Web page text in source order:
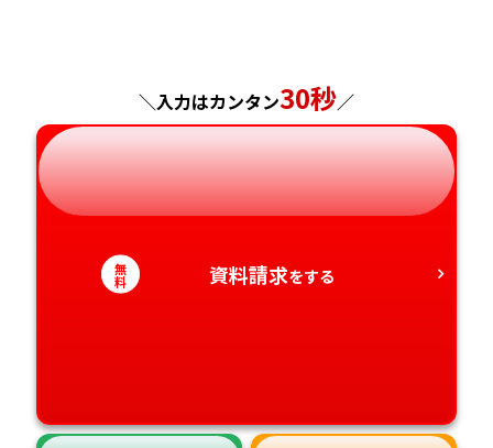
神奈川県
長野県
岐阜県
静岡県
愛知県
兵庫県
奈良県
和歌山県
広島県
山口県
徳島県
香川県
長崎県
熊本県
大分県
宮崎県
＼入力はカンタン30秒／
無
料 資料請求をする